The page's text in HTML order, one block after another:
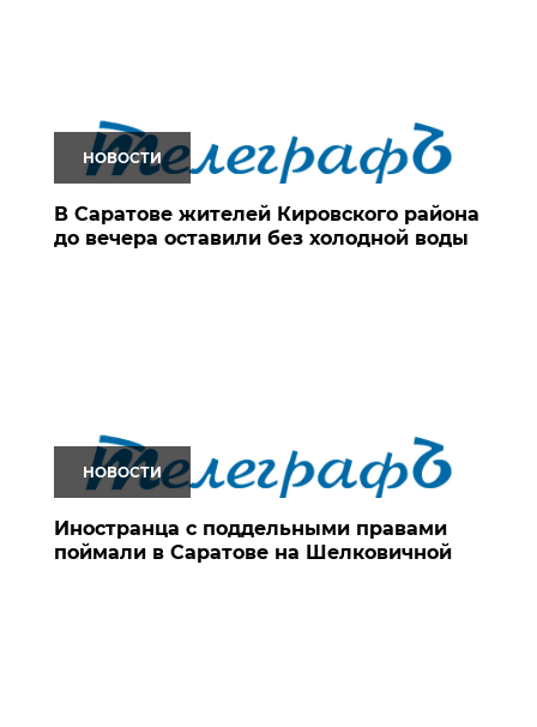
НОВОСТИ
В Саратове жителей Кировского района
до вечера оставили без холодной воды
НОВОСТИ
Иностранца с поддельными правами
поймали в Саратове на Шелковичной